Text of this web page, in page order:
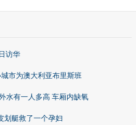
访华
市为澳大利亚布里斯班
水有一人多高 车厢内缺氧
划艇救了一个孕妇